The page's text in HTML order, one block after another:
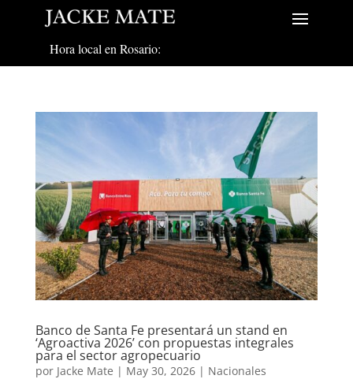
Hora local en Rosario:
Banco de Santa Fe presentará un stand en
‘Agroactiva 2026’ con propuestas integrales
para el sector agropecuario
por Jacke Mate | May 30, 2026| Nacionales